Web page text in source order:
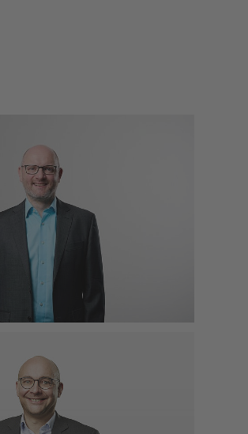
Raithel
| Referent für Presse- und
Öffentlichkeitsarbeit
Dipl.-Medienwirt
Telefon: 0721 98471-59
Mobil: 01520 6189632
bw.de
Janos Wieland
Referent für Presse- und
Öffentlichkeitsarbeit